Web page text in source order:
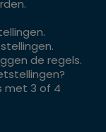
de regels.
met 3 of 4